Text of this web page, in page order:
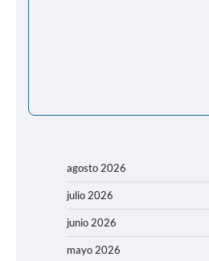
agosto 2026
julio 2026
junio 2026
mayo 2026